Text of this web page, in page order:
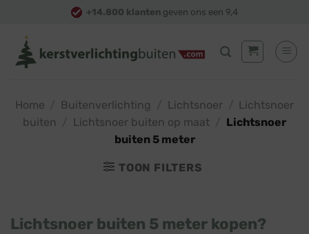
content
+14.800 klanten geven ons een 9,4
Home Buitenverlichting Lichtsnoer
Lichtsnoer
buiten
Lichtsnoer buiten op maat
Lichtsnoer
buiten 5 meter
TOON FILTERS
Lichtsnoer buiten 5 meter kopen?